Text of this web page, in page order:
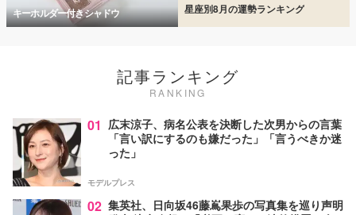
キーホルダー付きシャドウ 星座別8月の運勢ランキング
記事ランキング
RANKING
01 広末涼子、病名公表を決断した次男からの言葉
「言い訳にするのも嫌だった」「言うべきか迷
った」
モデルプレス
02 集英社、日向坂46藤嶌果歩の写真集を巡り声明